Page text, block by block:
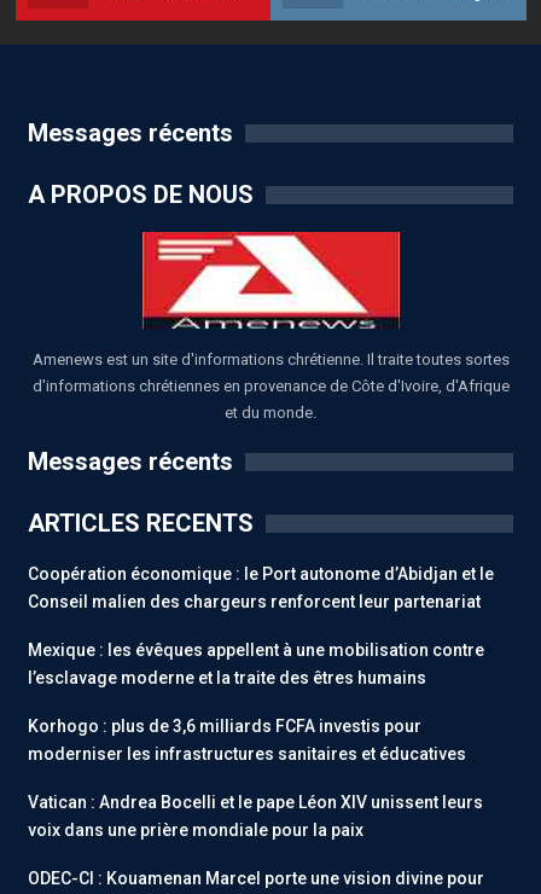
Messages récents
A PROPOS DE NOUS
Amenews est un site d'informations chrétienne. Il traite toutes sortes
d'informations chrétiennes en provenance de Côte d'Ivoire, d'Afrique
et du monde.
Messages récents
ARTICLES RECENTS
Coopération économique : le Port autonome d’Abidjan et le
Conseil malien des chargeurs renforcent leur partenariat
Mexique : les évêques appellent à une mobilisation contre
l’esclavage moderne et la traite des êtres humains
Korhogo : plus de 3,6 milliards FCFA investis pour
moderniser les infrastructures sanitaires et éducatives
Vatican : Andrea Bocelli et le pape Léon XIV unissent leurs
voix dans une prière mondiale pour la paix
ODEC-CI : Kouamenan Marcel porte une vision divine pour